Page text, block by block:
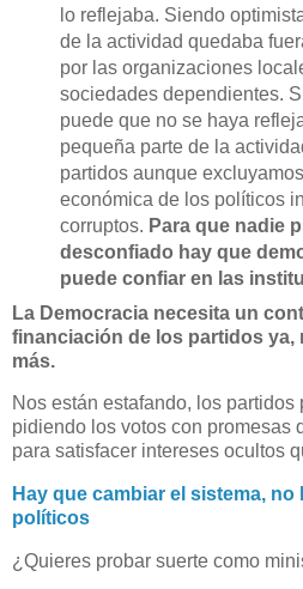
lo reflejaba. Siendo
de la actividad quedaba
por las organizaciones
sociedades dependientes.
puede que no se haya
pequeña parte de la
partidos aunque
económica de los políticos
corruptos. Para que nadie
desconfiado hay que
puede confiar en las
La Democracia necesita un
financiación de los partidos ya,
más.
Nos están estafando, los partidos
pidiendo los votos con promesas
para satisfacer intereses ocultos
Hay que cambiar el sistema,
políticos
¿Quieres probar suerte como